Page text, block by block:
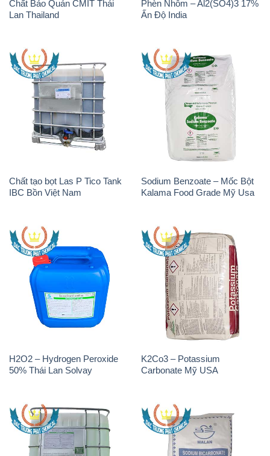
Chất tạo bọt Las P Tico Tank
IBC Bồn Việt Nam
Sodium Benzoate – Mốc Bột
Kalama Food Grade Mỹ Usa
H2O2 – Hydrogen Peroxide
50% Thái Lan Solvay
K2Co3 – Potassium
Carbonate Mỹ USA